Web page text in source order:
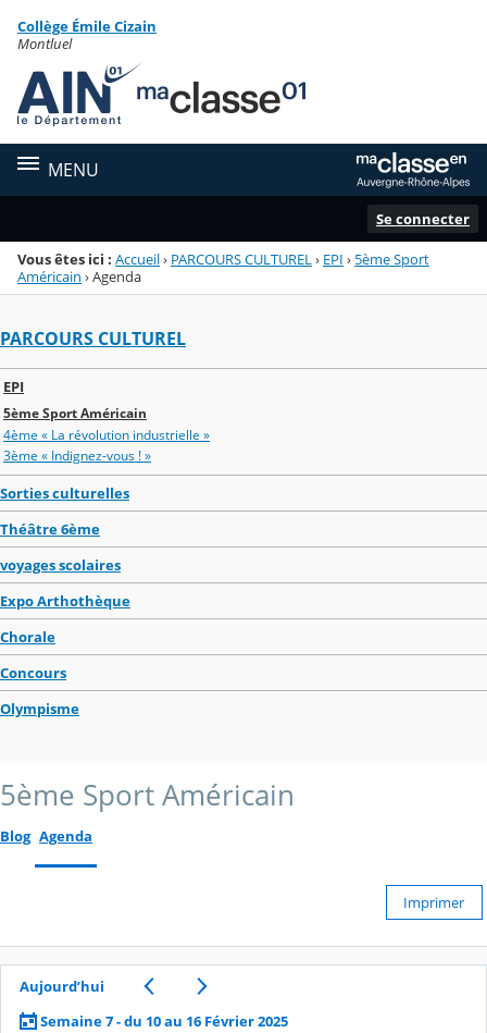
Menu de la rubrique
Contenu
Collège Émile Cizain
Montluel
MENU
Se connecter
Vous êtes ici : Accueil› PARCOURS CULTUREL › EPI › 5ème Sport
Américain ›Agenda
PARCOURS CULTUREL
EPI
5ème Sport Américain
4ème « La révolution industrielle »
3ème « Indignez-vous ! »
Sorties culturelles
Théâtre 6ème
voyages scolaires
Expo Arthothèque
Chorale
Concours
Olympisme
5ème Sport Américain
Blog Agenda
Imprimer
Aujourd’hui
Semaine 7 - du 10 au 16 Février 2025